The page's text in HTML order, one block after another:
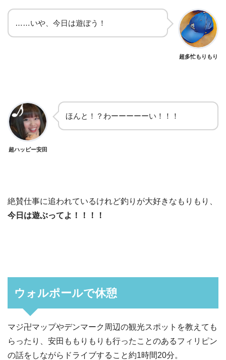
……いや、今日は遊ぼう！
超多忙もりもり
超ハッピー安田
ほんと！？わーーーーーい！！！
絶賛仕事に追われているけれど釣りが大好きなもりもり、
今日は遊ぶってよ！！！！
ウォルポールで休憩
マジ卍マップやデンマーク周辺の観光スポットを教えても
らったり、安田ももりもりも行ったことのあるフィリピン
の話をしながらドライブすること約1時間20分。